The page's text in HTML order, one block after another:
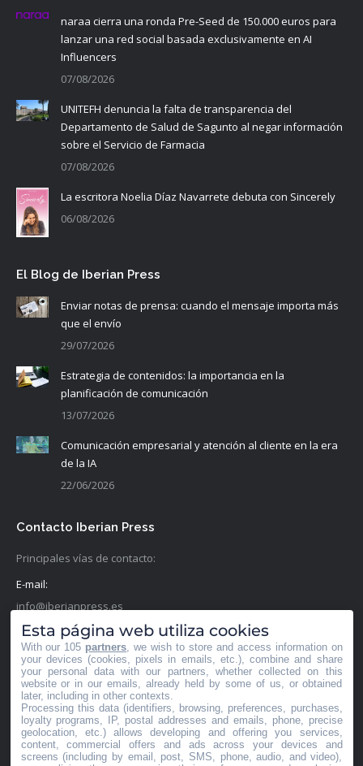
naraa cierra una ronda Pre-Seed de 150.000 euros para
lanzar una red social basada exclusivamente en AI
Influencers
07/08/2026
UNITEFH denuncia la falta de transparencia del
Departamento de Salud de Sagunto al negar información
sobre el Servicio de Farmacia
07/08/2026
La escritora Noelia Díaz Navarrete debuta con Sincerely
06/08/2026
El Blog de Iberian Press
Enviar notas de prensa: cuando el mensaje importa más
que el envío
29/07/2026
Estrategia de contenidos: la importancia en la
planificación de comunicación
13/07/2026
Comunicación empresarial y atención al cliente en la era
de la IA
22/06/2026
Contacto Iberian Press
Principales vías de contacto:
E-mail:
info@iberianpress.es
Teléfono:
+34 911863556
Fax:
+34 911863556
Encuéntranos en:
Facebook
X YouTube
Rss
Esta página web utiliza cookies
With our 105 partners , we wish to store and access information on
your devices (cookies, pixels in emails, etc.), combine and share
your personal data with our partners, whether collected on this
website or in our emails, already held by some of us, or obtained
later, including in other contexts.
Processing this data (identifiers, browsing, preferences, purchases,
loyalty programs, IP, postal addresses and emails, phone, precise
geolocation, etc.) allows developing and offering you services,
content, commercial offers and ads across your devices and
screens (including by email, post, SMS, phone, audio, and video),